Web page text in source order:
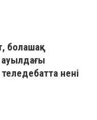
болашақ
нені